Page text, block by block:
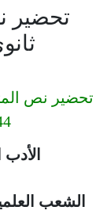
144 من
الشعب